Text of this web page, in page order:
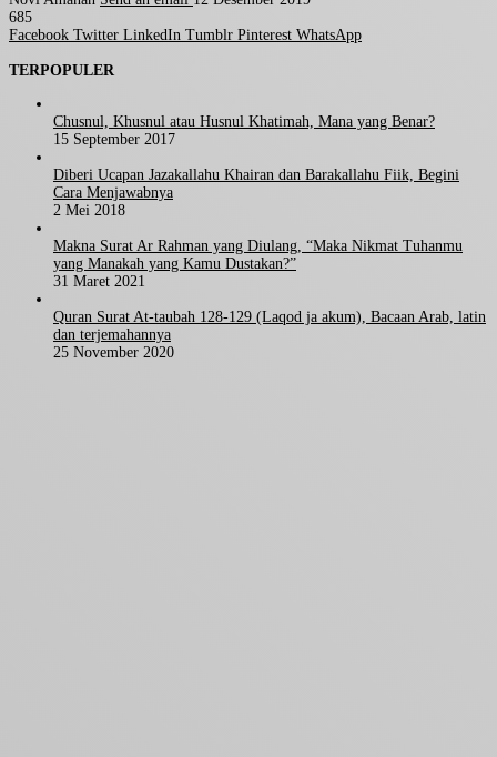
685
Facebook Twitter LinkedIn Tumblr Pinterest WhatsApp
TERPOPULER
Chusnul, Khusnul atau Husnul Khatimah, Mana yang Benar?
15 September 2017
Diberi Ucapan Jazakallahu Khairan dan Barakallahu Fiik, Begini
Cara Menjawabnya
2 Mei 2018
Makna Surat Ar Rahman yang Diulang, “Maka Nikmat Tuhanmu
yang Manakah yang Kamu Dustakan?”
31 Maret 2021
Quran Surat At-taubah 128-129 (Laqod ja akum), Bacaan Arab, latin
dan terjemahannya
25 November 2020